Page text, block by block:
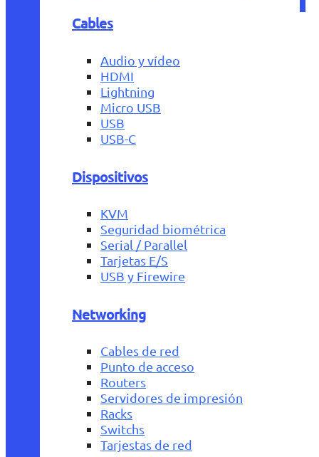
Cables
Audio y vídeo
HDMI
Lightning
Micro USB
USB
USB-C
Dispositivos
KVM
Seguridad biométrica
Serial / Parallel
Tarjetas E/S
USB y Firewire
Networking
Cables de red
Punto de acceso
Routers
Servidores de impresión
Racks
Switchs
Tarjestas de red